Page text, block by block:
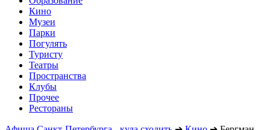
Кино
Музеи
Парки
Погулять
Туристу
Театры
Пространства
Клубы
Прочее
Рестораны